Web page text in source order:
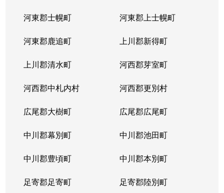
河東郡士幌町 河東郡上士幌町
河東郡鹿追町 上川郡新得町
上川郡清水町 河西郡芽室町
河西郡中札内村 河西郡更別村
広尾郡大樹町 広尾郡広尾町
中川郡幕別町 中川郡池田町
中川郡豊頃町 中川郡本別町
足寄郡足寄町 足寄郡陸別町